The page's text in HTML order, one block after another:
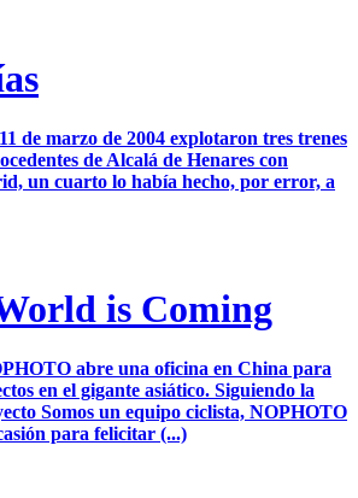
de marzo de 2004 explotaron tres trenes
de Alcalá de Henares con
un cuarto lo había hecho, por error, a
is Coming
abre una oficina en China para
en el gigante asiático. Siguiendo la
Somos un equipo ciclista, NOPHOTO
para felicitar (...)